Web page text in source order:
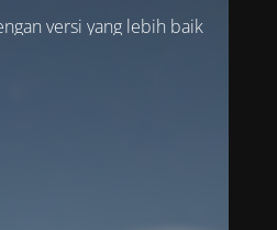
versi yang lebih baik